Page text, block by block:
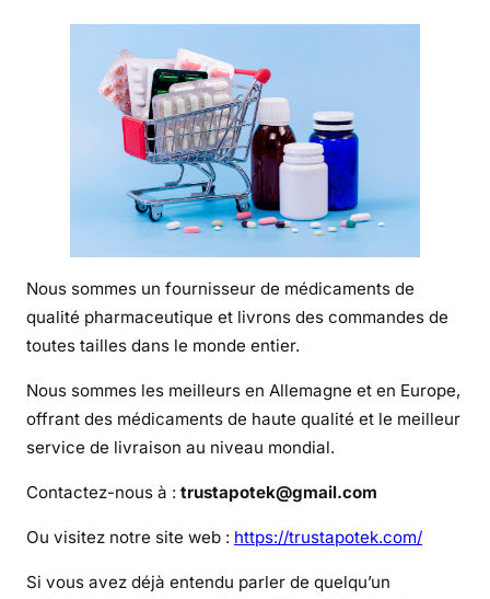
k
i
n
i
d
u
a
m
a
o
Nous sommes un fournisseur de médicaments de
qualité pharmaceutique et livrons des commandes de
toutes tailles dans le monde entier.
Nous sommes les meilleurs en Allemagne et en Europe,
offrant des médicaments de haute qualité et le meilleur
service de livraison au niveau mondial.
Contactez-nous à : trustapotek@gmail.com
Ou visitez notre site web : https://trustapotek.com/
Si vous avez déjà entendu parler de quelqu’un